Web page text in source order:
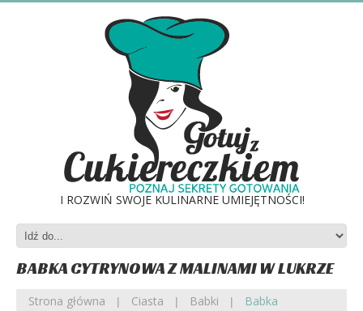
I ROZWIŃ SWOJE KULINARNE UMIEJĘTNOŚCI!
BABKA CYTRYNOWA Z MALINAMI W LUKRZE
Strona główna Ciasta Babki
Babka